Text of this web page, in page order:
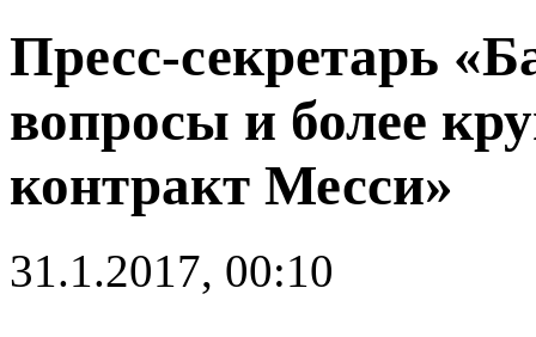
Пресс-секретарь
вопросы и более
контракт Месси»
31.1.2017, 00:10